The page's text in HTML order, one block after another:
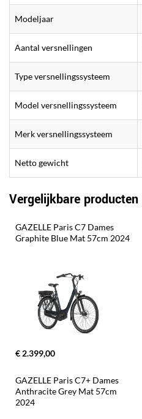
Modeljaar
Aantal versnellingen
Type versnellingssysteem
Model versnellingssysteem
Merk versnellingssysteem
Netto gewicht
Vergelijkbare producten
GAZELLE Paris C7 Dames
Graphite Blue Mat 57cm 2024
€ 2.399,00
GAZELLE Paris C7+ Dames
Anthracite Grey Mat 57cm
2024